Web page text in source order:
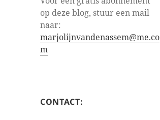
op deze blog, stuur een mail
naar:
marjolijnvandenassem@me.co
m
CONTACT: